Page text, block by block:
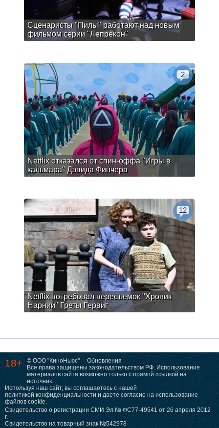
Сценаристы "Пилы" работают над новым
фильмом серии "Лепрекон"
Netflix отказался от спин-оффа "Игры в
кальмара" Дэвида Финчера
2
Netflix потребовал пересъемок "Хроник
Нарнии" Греты Гервиг
12
18+ © ООО "КиноНьюс"
Обновления
Все права защищены законодательством РФ. Использование
материалов сайта возможно только с прямой ссылкой на
источник.
Используя наш сайт, вы соглашаетесь с нашей
политикой конфиденциальности и даете согласие на использование
файлов cookie.
Свидетельство о регистрации СМИ Эл № ФС77-49541 от 26 апреля 2012
г.
Свидетельство на товарный знак №542978